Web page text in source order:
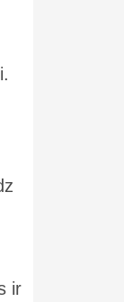
ir